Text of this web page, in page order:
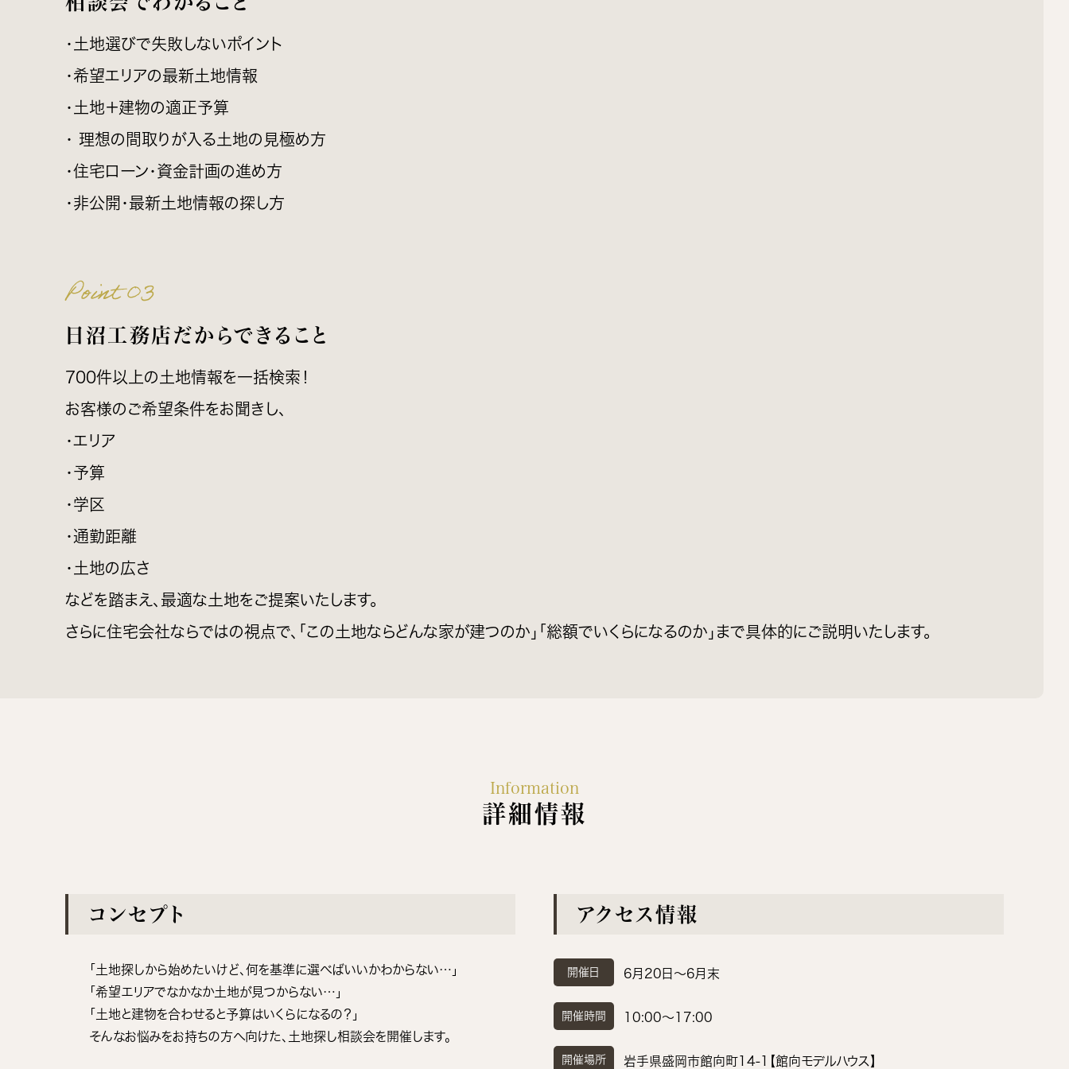
・土地選びで失敗しないポイント
・希望エリアの最新土地情報
・土地＋建物の適正予算
・ 理想の間取りが入る土地の見極め方
・住宅ローン・資金計画の進め方
・非公開・最新土地情報の探し方
Point 03
日沼工務店だからできること
700件以上の土地情報を一括検索！
お客様のご希望条件をお聞きし、
・エリア
・予算
・学区
・通勤距離
・土地の広さ
などを踏まえ、最適な土地をご提案いたします。
さらに住宅会社ならではの視点で、「この土地ならどんな家が建つのか」「総額でいくらになるのか」まで具体的にご説明いたします。
Information
詳細情報
コンセプト
「土地探しから始めたいけど、何を基準に選べばいいかわからない…」
「希望エリアでなかなか土地が見つからない…」
「土地と建物を合わせると予算はいくらになるの？」
そんなお悩みをお持ちの方へ向けた、土地探し相談会を開催します。
アクセス情報
開催日 6月20日〜6月末
開催時間 10:00〜17:00
開催場所 岩手県盛岡市館向町14-1【館向モデルハウス】